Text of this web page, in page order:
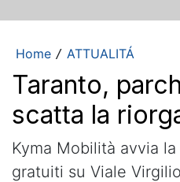
Home / ATTUALITÁ
Taranto,
scatta la
Kyma Mobilità avvia
gratuiti su Viale